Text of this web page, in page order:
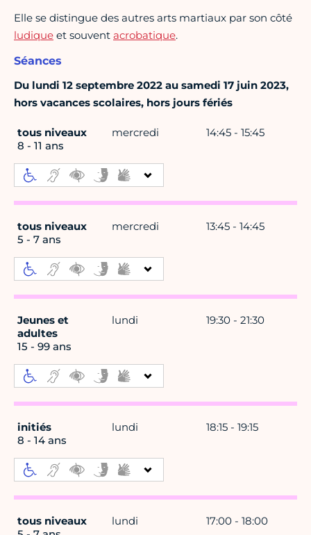
Elle se distingue des autres arts martiaux par son côté
ludique et souvent acrobatique.
Séances
Du lundi 12 septembre 2022 au samedi 17 juin 2023,
hors vacances scolaires, hors jours fériés
tous niveaux
8 - 11 ans
mercredi 14:45 - 15:45
tous niveaux
5 - 7 ans
mercredi 13:45 - 14:45
Jeunes et
adultes
15 - 99 ans
lundi 19:30 - 21:30
initiés
8 - 14 ans
lundi 18:15 - 19:15
tous niveaux
lundi 17:00 - 18:00